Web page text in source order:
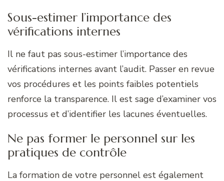
Sous-estimer l’importance des
vérifications internes
Il ne faut pas sous-estimer l’importance des
vérifications internes avant l’audit. Passer en revue
vos procédures et les points faibles potentiels
renforce la transparence. Il est sage d’examiner vos
processus et d’identifier les lacunes éventuelles.
Ne pas former le personnel sur les
pratiques de contrôle
La formation de votre personnel est également